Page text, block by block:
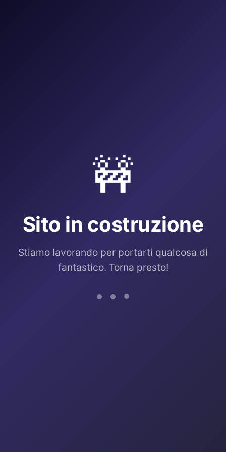
🚧
Sito in costruzione
Stiamo lavorando per portarti qualcosa di
fantastico. Torna presto!